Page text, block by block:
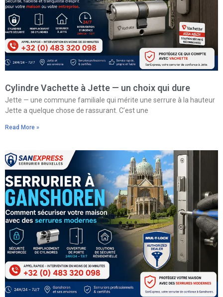
Cylindre Vachette à Jette — un choix qui dure
Jette — une commune familiale qui mérite une serrure à la hauteur
Jette a quelque chose de rassurant. C’est une
Read More »